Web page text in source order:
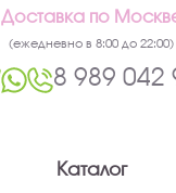
Доставка по
(ежедневно в 8:00 до 22:00)
8 989 042
Каталог